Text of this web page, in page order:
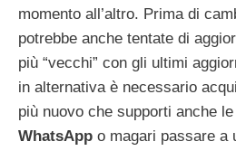
momento all’altro. Prima di
potrebbe anche tentate di
più “vecchi” con gli ultimi
in alternativa è necessario
più nuovo che supporti anche
WhatsApp o magari passare a